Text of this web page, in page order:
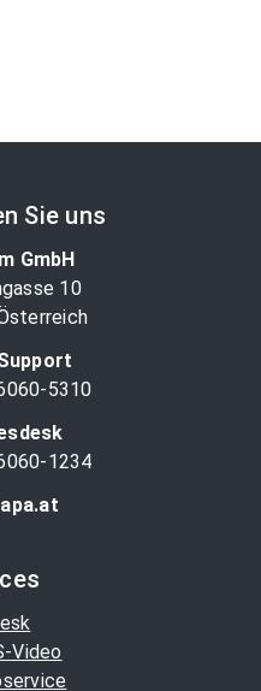
Sie uns
GmbH
10
5310
1234
Video